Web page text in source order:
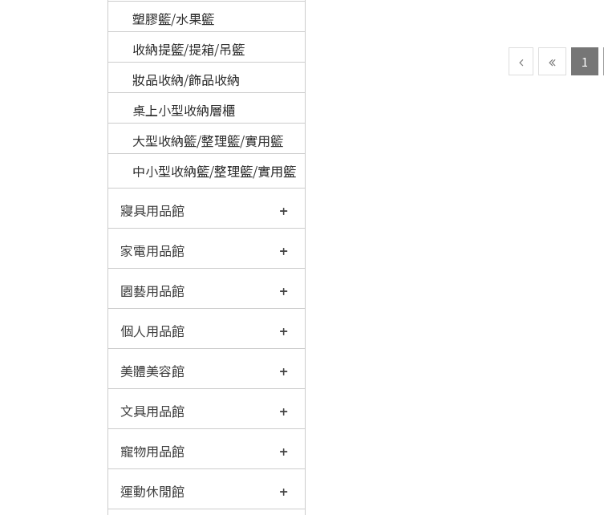
塑膠籃/水果籃
收納提籃/提箱/吊籃
妝品收納/飾品收納
桌上小型收納層櫃
大型收納籃/整理籃/實用籃
中小型收納籃/整理籃/實用籃
寢具用品館
家電用品館
園藝用品館
個人用品館
美體美容館
文具用品館
寵物用品館
運動休閒館
1